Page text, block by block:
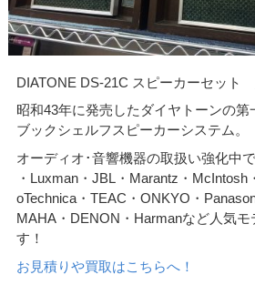
DIATONE DS-21C スピーカーセット
昭和43年に発売したダイヤトーンの
ブックシェルフスピーカーシステム。
オーディオ･音響機器の取扱い強化中で
・Luxman・JBL・Marantz・
oTechnica・TEAC・ONKYO・
MAHA・DENON・Harmanなど人気モ
す！
お見積りや買取はこちらへ！